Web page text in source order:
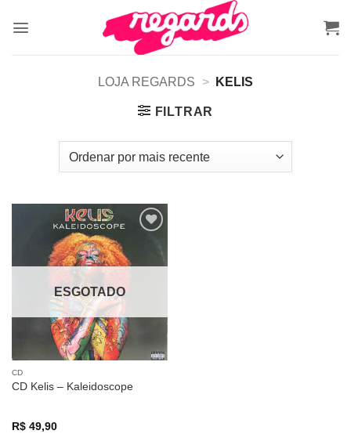
LOJA REGARDS > KELIS
FILTRAR
Adicionar
a lista de
desejos
ESGOTADO
CD
CD Kelis – Kaleidoscope
R$49,90